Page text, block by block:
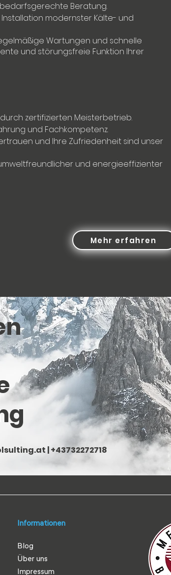
Beratung.
modernster Kälte- und
Wartungen und schnelle
und störungsfreie Funktion Ihrer
zertifizierten Meisterbetrieb.
und Fachkompetenz.
und Ihre Zufriedenheit sind unser
und energieeffizienter
Mehr erfahren
| +43732272718
Informationen
Blog
Über uns
Impressum